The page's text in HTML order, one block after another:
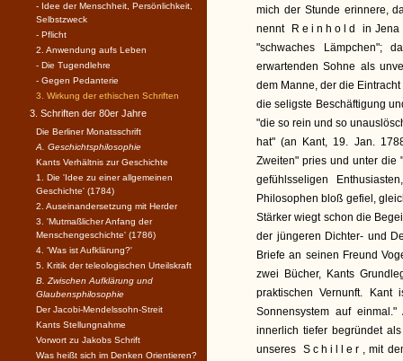
mich der Stunde erinnere,
nennt Reinhold
in Jena
"schwaches Lämpchen";
erwartenden Sohne als
dem Manne, der die
die seligste Beschäftigung
"die so rein und so
hat" (an Kant, 19. Jan.
Zweiten" pries und unter die
gefühlsseligen
Philosophen bloß gefiel,
Stärker wiegt schon die
der jüngeren Dichter- und
Briefe an seinen Freund
zwei Bücher, Kants
praktischen Vernunft.
Sonnensystem auf
innerlich tiefer begründet
unseres Schiller , mit
- Idee der Menschheit, Persönlichkeit,
Selbstzweck
- Pflicht
2. Anwendung aufs Leben
- Die Tugendlehre
- Gegen Pedanterie
3. Wirkung der ethischen Schriften
3. Schriften der 80er Jahre
Die Berliner Monatsschrift
A. Geschichtsphilosophie
Kants Verhältnis zur Geschichte
1. Die 'Idee zu einer allgemeinen
Geschichte' (1784)
2. Auseinandersetzung mit Herder
3. 'Mutmaßlicher Anfang der
Menschengeschichte' (1786)
4. 'Was ist Aufklärung?'
5. Kritik der teleologischen Urteilskraft
B. Zwischen Aufklärung und
Glaubensphilosophie
Der Jacobi-Mendelssohn-Streit
Kants Stellungnahme
Vorwort zu Jakobs Schrift
Was heißt sich im Denken Orientieren?